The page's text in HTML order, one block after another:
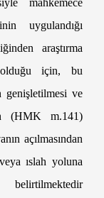
mahkemece
uygulandığı
araştırma
için, bu
genişletilmesi ve
(HMK m.141)
açılmasından
ıslah yoluna
belirtilmektedir